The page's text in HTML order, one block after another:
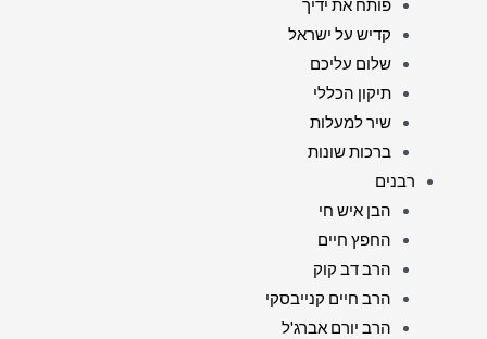
פותח את ידיך
קדיש על ישראל
שלום עליכם
תיקון הכללי
שיר למעלות
ברכות שונות
רבנים
הבן איש חי
החפץ חיים
הרב דב קוק
הרב חיים קנייבסקי
הרב יורם אברג'ל